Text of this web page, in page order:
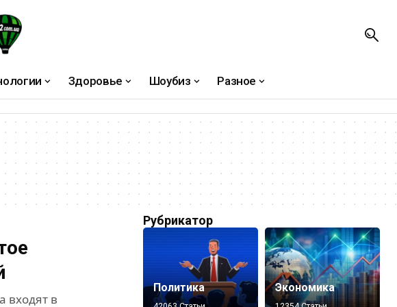
Здоровье Шоубиз Разное
входят в
Рубрикатор
Политика Экономика